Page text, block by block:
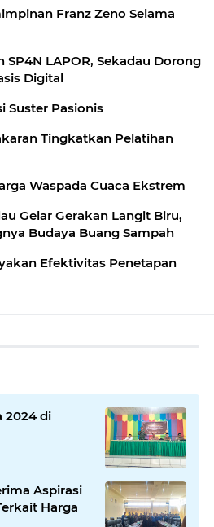
Franz Zeno Selama
LAPOR, Sekadau Dorong
Digital
Suster Pasionis
Tingkatkan Pelatihan
Waspada Cuaca Ekstrem
Gelar Gerakan Langit Biru,
Budaya Buang Sampah
Efektivitas Penetapan
2024 di
Aspirasi
Harga